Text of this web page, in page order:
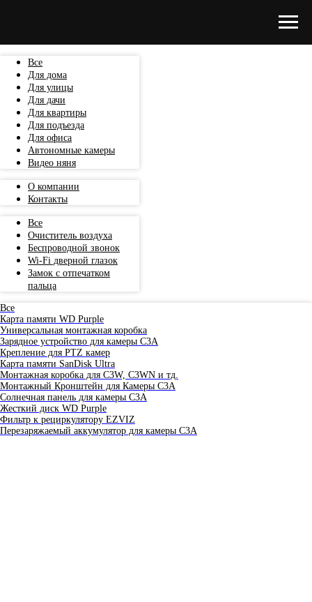
Все
Для дома
Для улицы
Для дачи
Для квартиры
Для подъезда
Для офиса
Автономные камеры
Видео няня
О компании
Контакты
Все
Очиститель воздуха
Беспроводной звонок
Wi-Fi дверной глазок
Замок с отпечатком
пальца
Все
Карта памяти WD Purple
Универсальная монтажная коробка
Зарядное устройство для камеры C3A
Крепление для PTZ камер
Карта памяти SanDisk Ultra
Монтажная коробка для С3W, C3WN и тд.
Монтажный Кронштейн для Камеры C3A
Солнечная панель для камеры C3A
Жесткий диск WD Purple
Фильтр к рециркулятору EZVIZ
Перезаряжаемый аккумулятор для камеры C3A